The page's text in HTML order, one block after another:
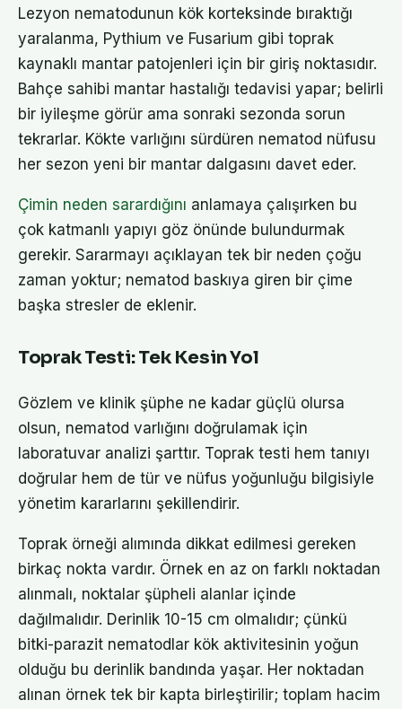
Lezyon nematodunun kök korteksinde bıraktığı
yaralanma, Pythium ve Fusarium gibi toprak
kaynaklı mantar patojenleri için bir giriş noktasıdır.
Bahçe sahibi mantar hastalığı tedavisi yapar; belirli
bir iyileşme görür ama sonraki sezonda sorun
tekrarlar. Kökte varlığını sürdüren nematod nüfusu
her sezon yeni bir mantar dalgasını davet eder.
Çimin neden sarardığını anlamaya çalışırken bu
çok katmanlı yapıyı göz önünde bulundurmak
gerekir. Sararmayı açıklayan tek bir neden çoğu
zaman yoktur; nematod baskıya giren bir çime
başka stresler de eklenir.
Toprak Testi: Tek Kesin Yol
Gözlem ve klinik şüphe ne kadar güçlü olursa
olsun, nematod varlığını doğrulamak için
laboratuvar analizi şarttır. Toprak testi hem tanıyı
doğrular hem de tür ve nüfus yoğunluğu bilgisiyle
yönetim kararlarını şekillendirir.
Toprak örneği alımında dikkat edilmesi gereken
birkaç nokta vardır. Örnek en az on farklı noktadan
alınmalı, noktalar şüpheli alanlar içinde
dağılmalıdır. Derinlik 10-15 cm olmalıdır; çünkü
bitki-parazit nematodlar kök aktivitesinin yoğun
olduğu bu derinlik bandında yaşar. Her noktadan
alınan örnek tek bir kapta birleştirilir; toplam hacim